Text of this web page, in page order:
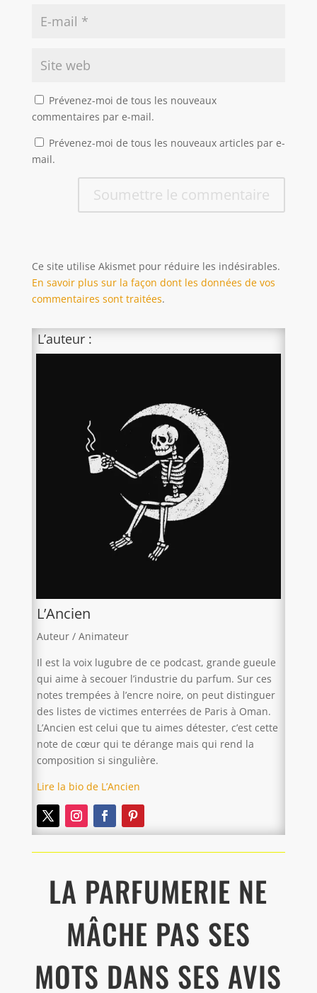
Prévenez-moi de tous les nouveaux
commentaires par e-mail.
Prévenez-moi de tous les nouveaux articles par e-
mail.
Soumettre le commentaire
Ce site utilise Akismet pour réduire les indésirables.
En savoir plus sur la façon dont les données de vos
commentaires sont traitées.
L’auteur :
L’Ancien
Auteur / Animateur
Il est la voix lugubre de ce podcast, grande gueule
qui aime à secouer l’industrie du parfum. Sur ces
notes trempées à l’encre noire, on peut distinguer
des listes de victimes enterrées de Paris à Oman.
L’Ancien est celui que tu aimes détester, c’est cette
note de cœur qui te dérange mais qui rend la
composition si singulière.
Lire la bio de L’Ancien
LA PARFUMERIE NE
MÂCHE PAS SES
MOTS DANS SES AVIS